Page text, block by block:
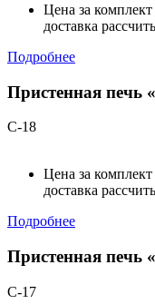
Цена за
доставка
Подробнее
Пристенная печь
С-18
Цена за
доставка
Подробнее
Пристенная печь
С-17